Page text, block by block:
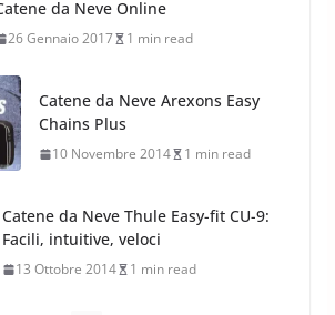
Catene da Neve Thule Easy-fit CU-9:
Facili, intuitive, veloci
13 Ottobre 2014
Calze da Neve Arexocks by